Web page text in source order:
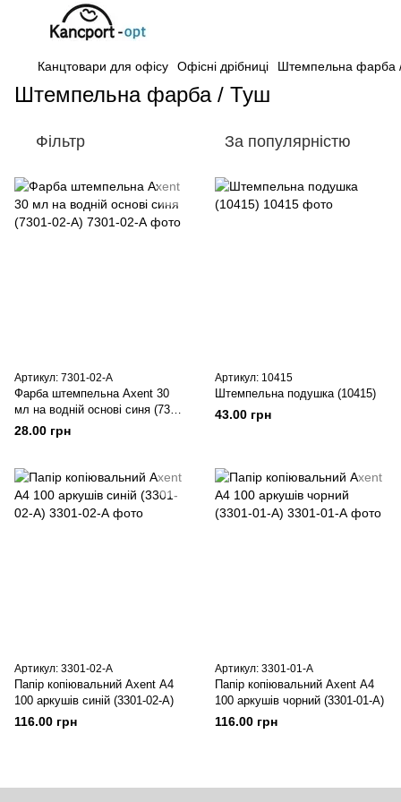
Канцтовари для офісу Офісні дрібниці Штемпельна фарба
Штемпельна фарба / Туш
Фільтр За популярністю
Артикул: 7301-02-А
Фарба штемпельна Axent 30
мл на водній основі синя (7301-
02-А)
28.00 грн
Артикул: 10415
Штемпельна подушка (10415)
43.00 грн
Артикул: 3301-02-А
Папір копіювальний Axent А4
100 аркушів синій (3301-02-А)
116.00 грн
Артикул: 3301-01-А
Папір копіювальний Axent А4
100 аркушів чорний (3301-01-А)
116.00 грн